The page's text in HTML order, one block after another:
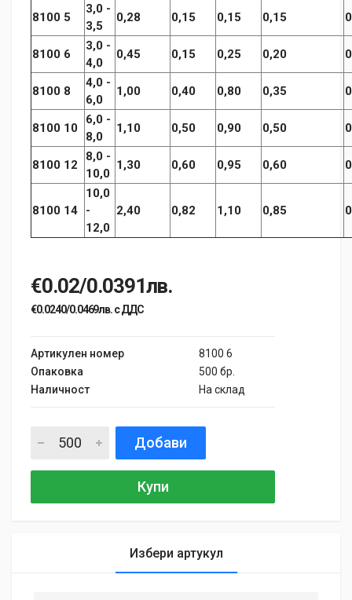
8100 5
3,0 -
3,5
0,28 0,15 0,15 0,15
8100 6
3,0 -
4,0
0,45 0,15 0,25 0,20
8100 8
4,0 -
6,0
1,00 0,40 0,80 0,35
8100 10
6,0 -
8,0
1,10 0,50 0,90 0,50
8100 12
8,0 -
10,0
1,30 0,60 0,95 0,60
8100 14
10,0
-
12,0
2,40 0,82 1,10 0,85
€0.02/0.0391лв.
€0.0240/0.0469лв. с ДДС
Артикулен номер
8100 6
Опаковка
500 бр.
Наличност
На склад
Добави
Купи
Избери артукул